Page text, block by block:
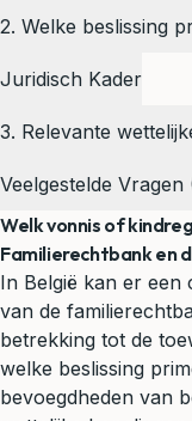
2. Welke beslissing
Juridisch Kader
3. Relevante
Veelgestelde Vragen
Welk vonnis of
Familierechtbank en
In België kan er een
van de
betrekking tot de
welke beslissing
bevoegdheden van